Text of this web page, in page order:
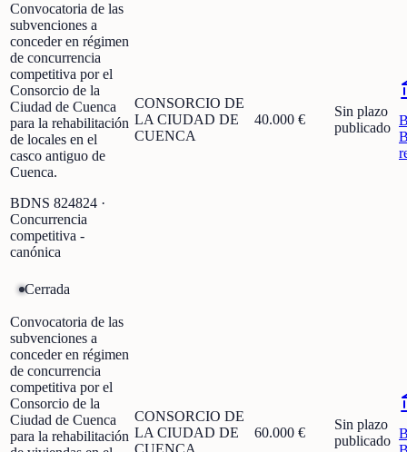
Convocatoria de las
subvenciones a
conceder en régimen
de concurrencia
competitiva por el
Consorcio de la
Ciudad de Cuenca
para la rehabilitación
de locales en el
casco antiguo de
Cuenca.
BDNS 824824 ·
Concurrencia
competitiva -
canónica
CONSORCIO DE
LA CIUDAD DE
CUENCA
40.000 €
Sin plazo
publicado
Cerrada
Convocatoria de las
subvenciones a
conceder en régimen
de concurrencia
competitiva por el
Consorcio de la
Ciudad de Cuenca
para la rehabilitación
CONSORCIO DE
LA CIUDAD DE
60.000 €
Sin plazo
publicado